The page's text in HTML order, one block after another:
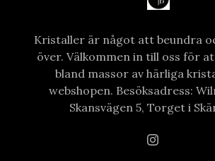
Kristaller är något att beundra
över. Välkommen in till oss för
bland massor av härliga
webshopen. Besöksadress:
Skansvägen 5, Torget i